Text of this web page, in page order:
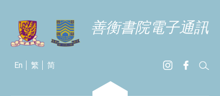
善衡書院電子通訊
En 繁 简